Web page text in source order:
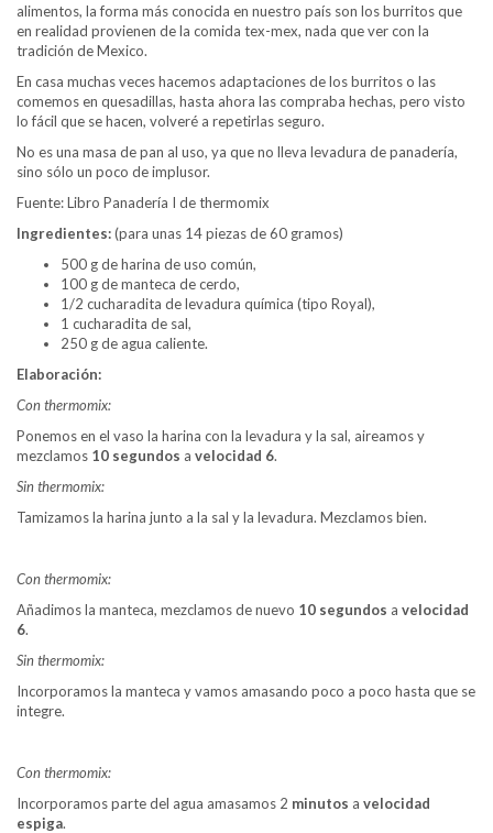
alimentos, la forma más conocida en nuestro país son los burritos que
en realidad provienen de la comida tex-mex, nada que ver con la
tradición de Mexico.
En casa muchas veces hacemos adaptaciones de los burritos o las
comemos en quesadillas, hasta ahora las compraba hechas, pero visto
lo fácil que se hacen, volveré a repetirlas seguro.
No es una masa de pan al uso, ya que no lleva levadura de panadería,
sino sólo un poco de implusor.
Fuente: Libro Panadería I de thermomix
Ingredientes:(para unas 14 piezas de 60 gramos)
500 g de harina de uso común,
100 g de manteca de cerdo,
1/2 cucharadita de levadura química (tipo Royal),
1 cucharadita de sal,
250 g de agua caliente.
Elaboración:
Con thermomix:
Ponemos en el vaso la harina con la levadura y la sal, aireamos y
mezclamos 10 segundos a velocidad 6.
Sin thermomix:
Tamizamos la harina junto a la sal y la levadura. Mezclamos bien.
Con thermomix:
Añadimos la manteca, mezclamos de nuevo 10 segundos a velocidad
6.
Sin thermomix:
Incorporamos la manteca y vamos amasando poco a poco hasta que se
integre.
Con thermomix:
Incorporamos parte del agua amasamos 2 minutos a velocidad
espiga.